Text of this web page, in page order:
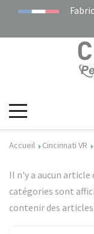
Accueil Cincinnati VR
Il n'y a aucun article
catégories sont
contenir des articles.